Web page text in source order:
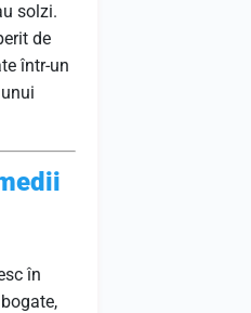
solzi.
de
într-un
în